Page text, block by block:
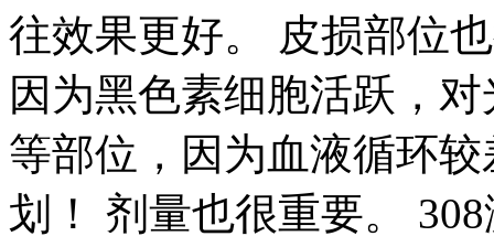
往效果更好。 皮损部位
因为黑色素细胞活跃，
等部位，因为血液循环
划！ 剂量也很重要。